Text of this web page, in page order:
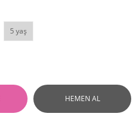
5 yaş
HEMEN AL